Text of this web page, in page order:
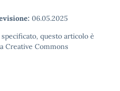
06.05.2025
questo articolo è
Creative Commons